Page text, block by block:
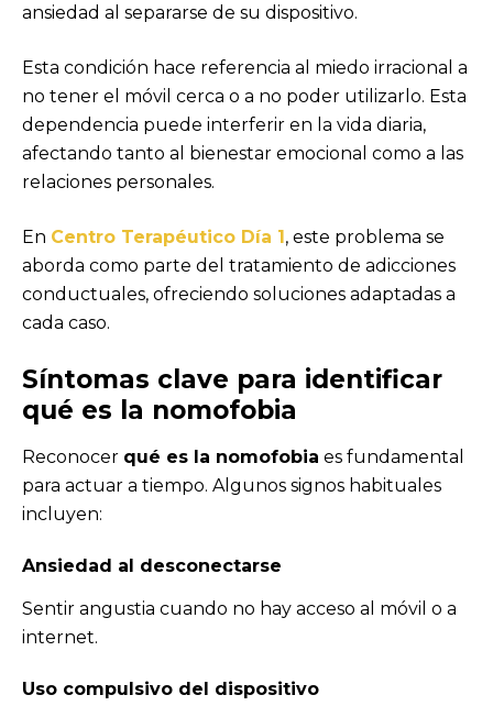
ansiedad al separarse de su dispositivo.
Esta condición hace referencia al miedo irracional a
no tener el móvil cerca o a no poder utilizarlo. Esta
dependencia puede interferir en la vida diaria,
afectando tanto al bienestar emocional como a las
relaciones personales.
En Centro Terapéutico Día 1, este problema se
aborda como parte del tratamiento de adicciones
conductuales, ofreciendo soluciones adaptadas a
cada caso.
Síntomas clave para identificar
qué es la nomofobia
Reconocer qué es la nomofobia es fundamental
para actuar a tiempo. Algunos signos habituales
incluyen:
Ansiedad al desconectarse
Sentir angustia cuando no hay acceso al móvil o a
internet.
Uso compulsivo del dispositivo